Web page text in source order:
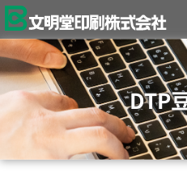
DTP